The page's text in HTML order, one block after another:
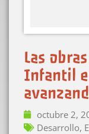
Las
Infantil
octubre 2,
Desarrollo,